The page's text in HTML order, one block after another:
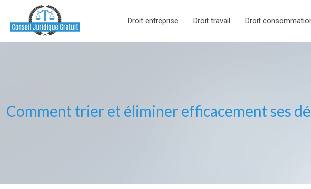
Droit entreprise Droit travail Droit
Comment trier et éliminer efficacement ses